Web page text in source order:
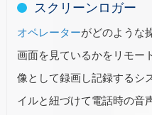
スクリーンロガー
オペレーターがどのような
画面を見ているかをリモー
像として録画し記録するシ
イルと紐づけて電話時の音